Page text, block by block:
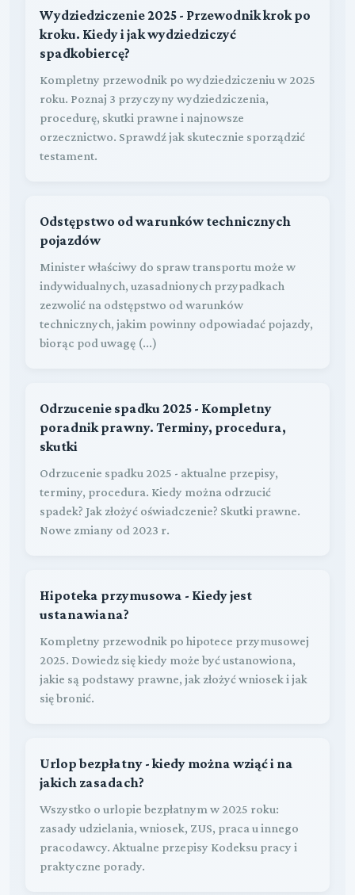
Wydziedziczenie 2025 - Przewodnik krok po
kroku. Kiedy i jak wydziedziczyć
spadkobiercę?
Kompletny przewodnik po wydziedziczeniu w 2025
roku. Poznaj 3 przyczyny wydziedziczenia,
procedurę, skutki prawne i najnowsze
orzecznictwo. Sprawdź jak skutecznie sporządzić
testament.
Odstępstwo od warunków technicznych
pojazdów
Minister właściwy do spraw transportu może w
indywidualnych, uzasadnionych przypadkach
zezwolić na odstępstwo od warunków
technicznych, jakim powinny odpowiadać pojazdy,
biorąc pod uwagę (...)
Odrzucenie spadku 2025 - Kompletny
poradnik prawny. Terminy, procedura,
skutki
Odrzucenie spadku 2025 - aktualne przepisy,
terminy, procedura. Kiedy można odrzucić
spadek? Jak złożyć oświadczenie? Skutki prawne.
Nowe zmiany od 2023 r.
Hipoteka przymusowa - Kiedy jest
ustanawiana?
Kompletny przewodnik po hipotece przymusowej
2025. Dowiedz się kiedy może być ustanowiona,
jakie są podstawy prawne, jak złożyć wniosek i jak
się bronić.
Urlop bezpłatny - kiedy można wziąć i na
jakich zasadach?
Wszystko o urlopie bezpłatnym w 2025 roku:
zasady udzielania, wniosek, ZUS, praca u innego
pracodawcy. Aktualne przepisy Kodeksu pracy i
praktyczne porady.